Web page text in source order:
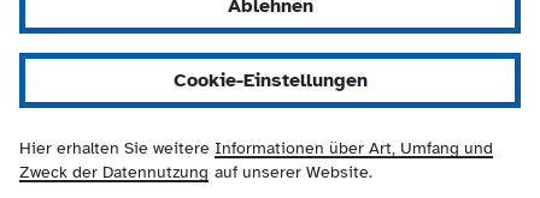
Ablehnen
Cookie-Einstellungen
Hier erhalten Sie weitere Informationen über Art, Umfang und
Zweck der Datennutzung auf unserer Website.